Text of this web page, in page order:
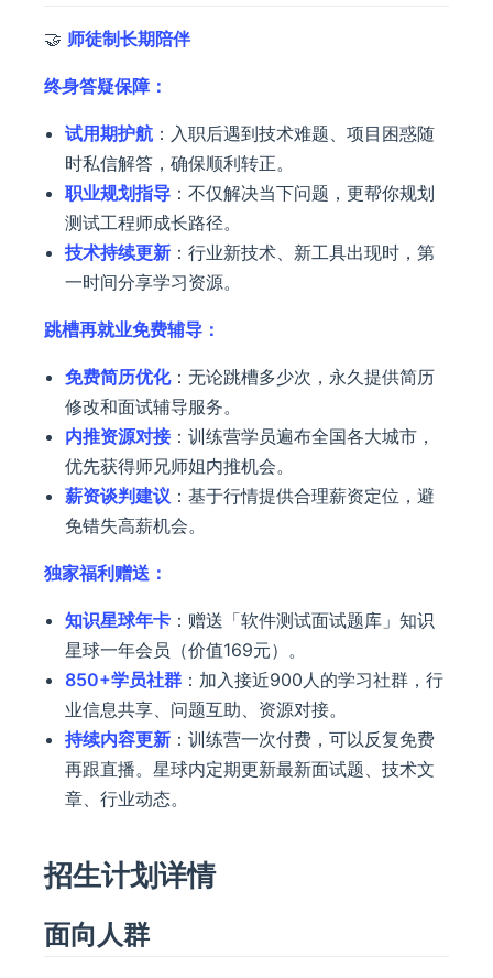
🤝 师徒制长期陪伴
终身答疑保障：
试用期护航 ：入职后遇到技术难题、项目困惑随
时私信解答，确保顺利转正。
职业规划指导 ：不仅解决当下问题，更帮你规划
测试工程师成长路径。
技术持续更新 ：行业新技术、新工具出现时，第
一时间分享学习资源。
跳槽再就业免费辅导：
免费简历优化：无论跳槽多少次，永久提供简历
修改和面试辅导服务。
内推资源对接：训练营学员遍布全国各大城市，
优先获得师兄师姐内推机会。
薪资谈判建议 ：基于行情提供合理薪资定位，避
免错失高薪机会。
独家福利赠送：
知识星球年卡 ：赠送「软件测试面试题库」知识
星球一年会员（价值169元）。
850+学员社群 ：加入接近900人的学习社群，行
业信息共享、问题互助、资源对接。
持续内容更新 ：训练营一次付费，可以反复免费
再跟直播。星球内定期更新最新面试题、技术文
章、行业动态。
招生计划详情
面向人群